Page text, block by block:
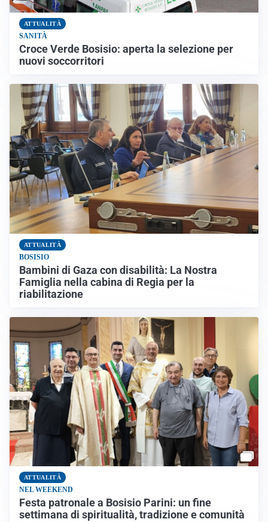
ATTUALITÀ
SANITÀ
Croce Verde Bosisio: aperta la selezione per
nuovi soccorritori
ATTUALITÀ
BOSISIO
Bambini di Gaza con disabilità: La Nostra
Famiglia nella cabina di Regia per la
riabilitazione
ATTUALITÀ
NEL WEEKEND
Festa patronale a Bosisio Parini: un fine
settimana di spiritualità, tradizione e comunità